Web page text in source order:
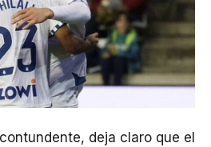
deja claro que el